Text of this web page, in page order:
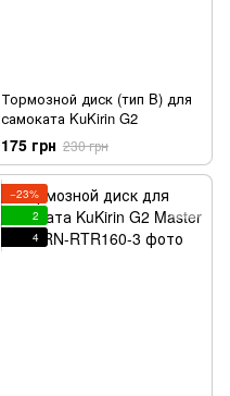
Тормозной диск (тип B) для
самоката KuKirin G2
175 грн 230 грн
−23%
2
4